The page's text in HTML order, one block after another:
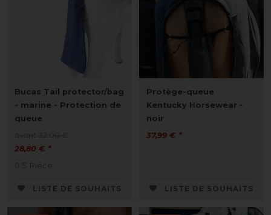
Bucas Tail protector/bag
- marine - Protection de
queue
28,80 € *
0.5 Pièce
LISTE DE SOUHAITS
Protège-queue
Kentucky Horsewear -
noir
37,99 € *
LISTE DE SOUHAITS